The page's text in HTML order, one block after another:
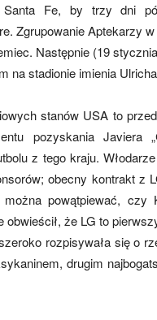
mecze,
skład)
Fe, by trzy dni
Zgrupowanie Aptekarzy
Następnie (19
na stadionie imienia
stanów USA to
pozyskania Javiera
z tego kraju.
obecny kontrakt z
powątpiewać, czy
obwieścił, że LG to
rozpisywała się o
drugim